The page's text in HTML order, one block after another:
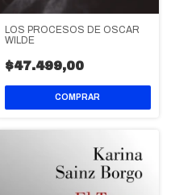
LOS PROCESOS DE OSCAR
WILDE
$47.499,00